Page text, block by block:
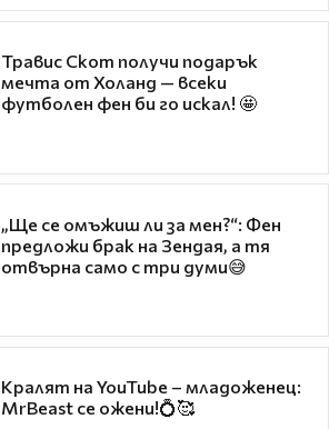
Травис Скот получи подарък
мечта от Холанд — всеки
футболен фен би го искал! 🤩
„Ще се омъжиш ли за мен?“: Фен
предложи брак на Зендая, а тя
отвърна само с три думи😅
Кралят на YouTube – младоженец:
MrBeast се ожени!💍🥰